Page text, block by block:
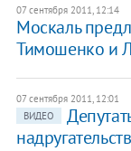
07 сентября 2011, 12:14
Москаль
Тимошенко и
07 сентября 2011, 12:01
ВИДЕО